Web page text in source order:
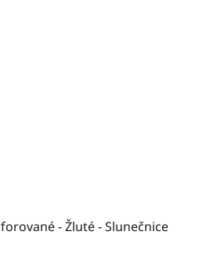
- Žluté - Slunečnice